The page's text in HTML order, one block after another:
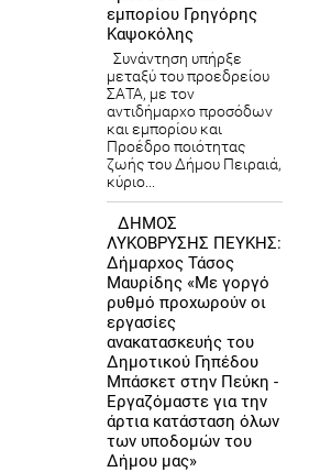
εμπορίου Γρηγόρης
Καψοκόλης
Συνάντηση υπήρξε
μεταξύ του προεδρείου
ΣΑΤΑ, με τον
αντιδήμαρχο προσόδων
και εμπορίου και
Προέδρο ποιότητας
ζωής του Δήμου Πειραιά,
κύριο...
ΔΗΜΟΣ
ΛΥΚΟΒΡΥΣΗΣ ΠΕΥΚΗΣ:
Δήμαρχος Τάσος
Μαυρίδης «Με γοργό
ρυθμό προχωρούν οι
εργασίες
ανακατασκευής του
Δημοτικού Γηπέδου
Μπάσκετ στην Πεύκη -
Εργαζόμαστε για την
άρτια κατάσταση όλων
των υποδομών του
Δήμου μας»